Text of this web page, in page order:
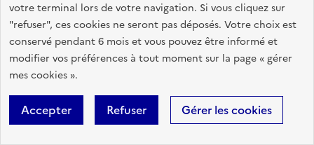
votre terminal lors de votre navigation. Si vous cliquez sur
"refuser", ces cookies ne seront pas déposés. Votre choix est
conservé pendant 6 mois et vous pouvez être informé et
modifier vos préférences à tout moment sur la page « gérer
mes cookies ».
Accepter Refuser Gérer les cookies
Espace Presse
Utiliser nos contenus
Flux RSS
Travailler avec Vie publique
Glossaire